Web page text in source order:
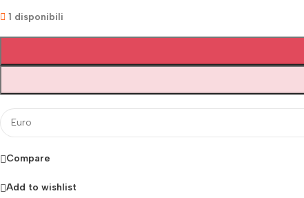
1 disponibili
Compare
Add to wishlist